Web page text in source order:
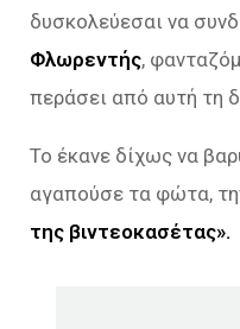
δυσκολεύεσαι να
Φλωρεντής,
περάσει από αυτή τη
Το έκανε δίχως να
αγαπούσε τα φώτα,
της βιντεοκασέτας».